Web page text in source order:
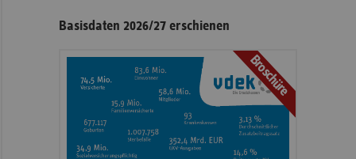
Basisdaten 2026/27 erschienen
Broschüre